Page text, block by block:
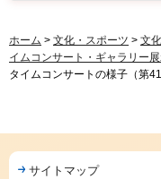
ホーム > 文化・スポーツ > 文
イムコンサート・ギャラリー
タイムコンサートの様子（第
サイトマップ